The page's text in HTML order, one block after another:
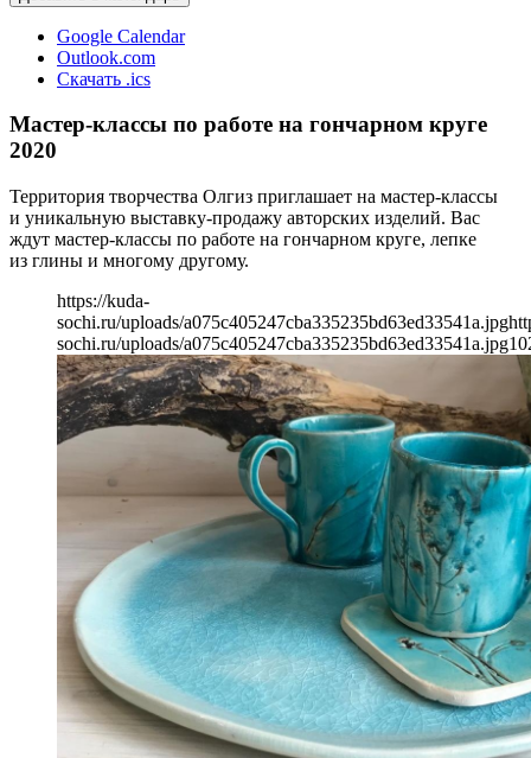
Google Calendar
Outlook.com
Скачать .ics
Мастер-классы по работе на гончарном круге
2020
Территория творчества Олгиз приглашает на мастер-классы
и уникальную выставку-продажу авторских изделий. Вас
ждут мастер-классы по работе на гончарном круге, лепке
из глины и многому другому.
https://kuda-
sochi.ru/uploads/a075c405247cba335235bd63ed33541a.jpg
sochi.ru/uploads/a075c405247cba335235bd63ed33541a.jpg